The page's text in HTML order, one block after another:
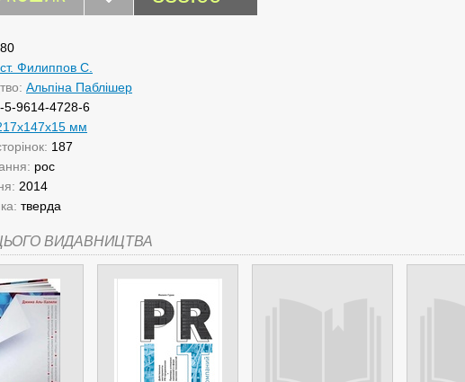
Филиппов С.
Альпіна Паблішер
5-9614-4728-6
мм
187
рос
2014
тверда
ВИДАВНИЦТВА